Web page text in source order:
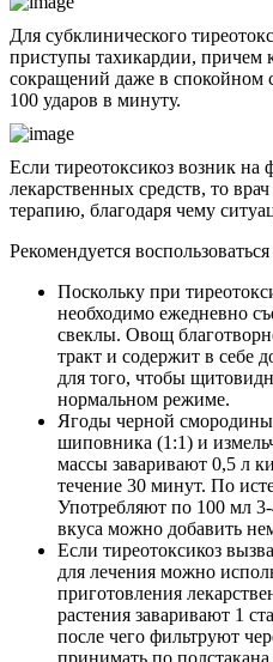
Для субклинического
приступы тахикардии, причем
сокращений даже в спокойном
100 ударов в минуту.
Если тиреотоксикоз возник на
лекарственных средств, то
терапию, благодаря чему
Рекомендуется
Поскольку при
необходимо ежедневно
свеклы. Овощ
тракт и содержит в себе
для того, чтобы
нормальном режиме.
Ягоды черной
шиповника (1:1) и
массы заваривают 0,5 л
течение 30 минут. По
Употребляют по 100 мл
вкуса можно добавить
Если тиреотоксикоз
для лечения можно
приготовления
растения заваривают 1
после чего фильтруют